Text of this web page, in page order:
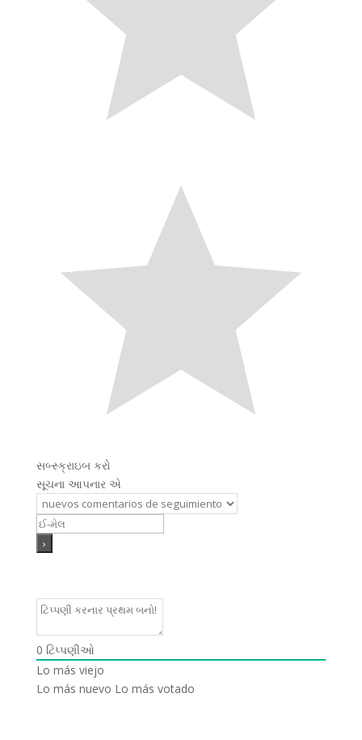
સબ્સ્ક્રાઇબ કરો
સૂચના આપનાર એ
0 ટિપ્પણીઓ
Lo más viejo
Lo más nuevo Lo más votado